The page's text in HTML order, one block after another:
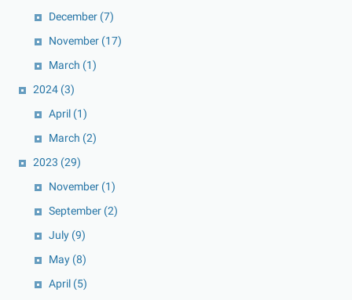
December (7)
November (17)
March (1)
2024 (3)
April (1)
March (2)
2023 (29)
November (1)
September (2)
July (9)
May (8)
April (5)